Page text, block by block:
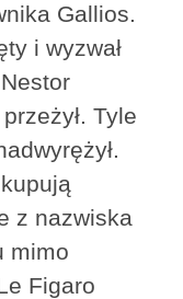
Gallios.
i wyzwał
Tyle
z nazwiska
mimo
Figaro